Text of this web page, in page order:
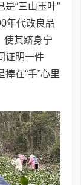
“三山玉叶”
年代改良品
使其跻身宁
证明一件
在“手”心里